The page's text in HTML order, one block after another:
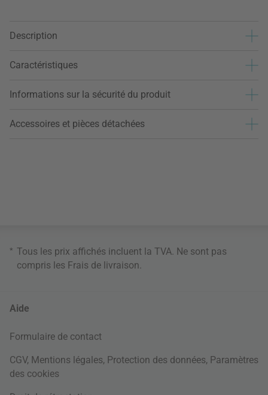
Description
Caractéristiques
Informations sur la sécurité du produit
Accessoires et pièces détachées
* Tous les prix affichés incluent la TVA. Ne sont pas
compris les Frais de livraison
Aide
Formulaire de contact
CGV, Mentions légales, Protection des données, Paramètres
des cookies